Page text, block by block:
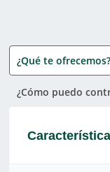
¿Qué te ofrecemos?
¿Cómo puedo